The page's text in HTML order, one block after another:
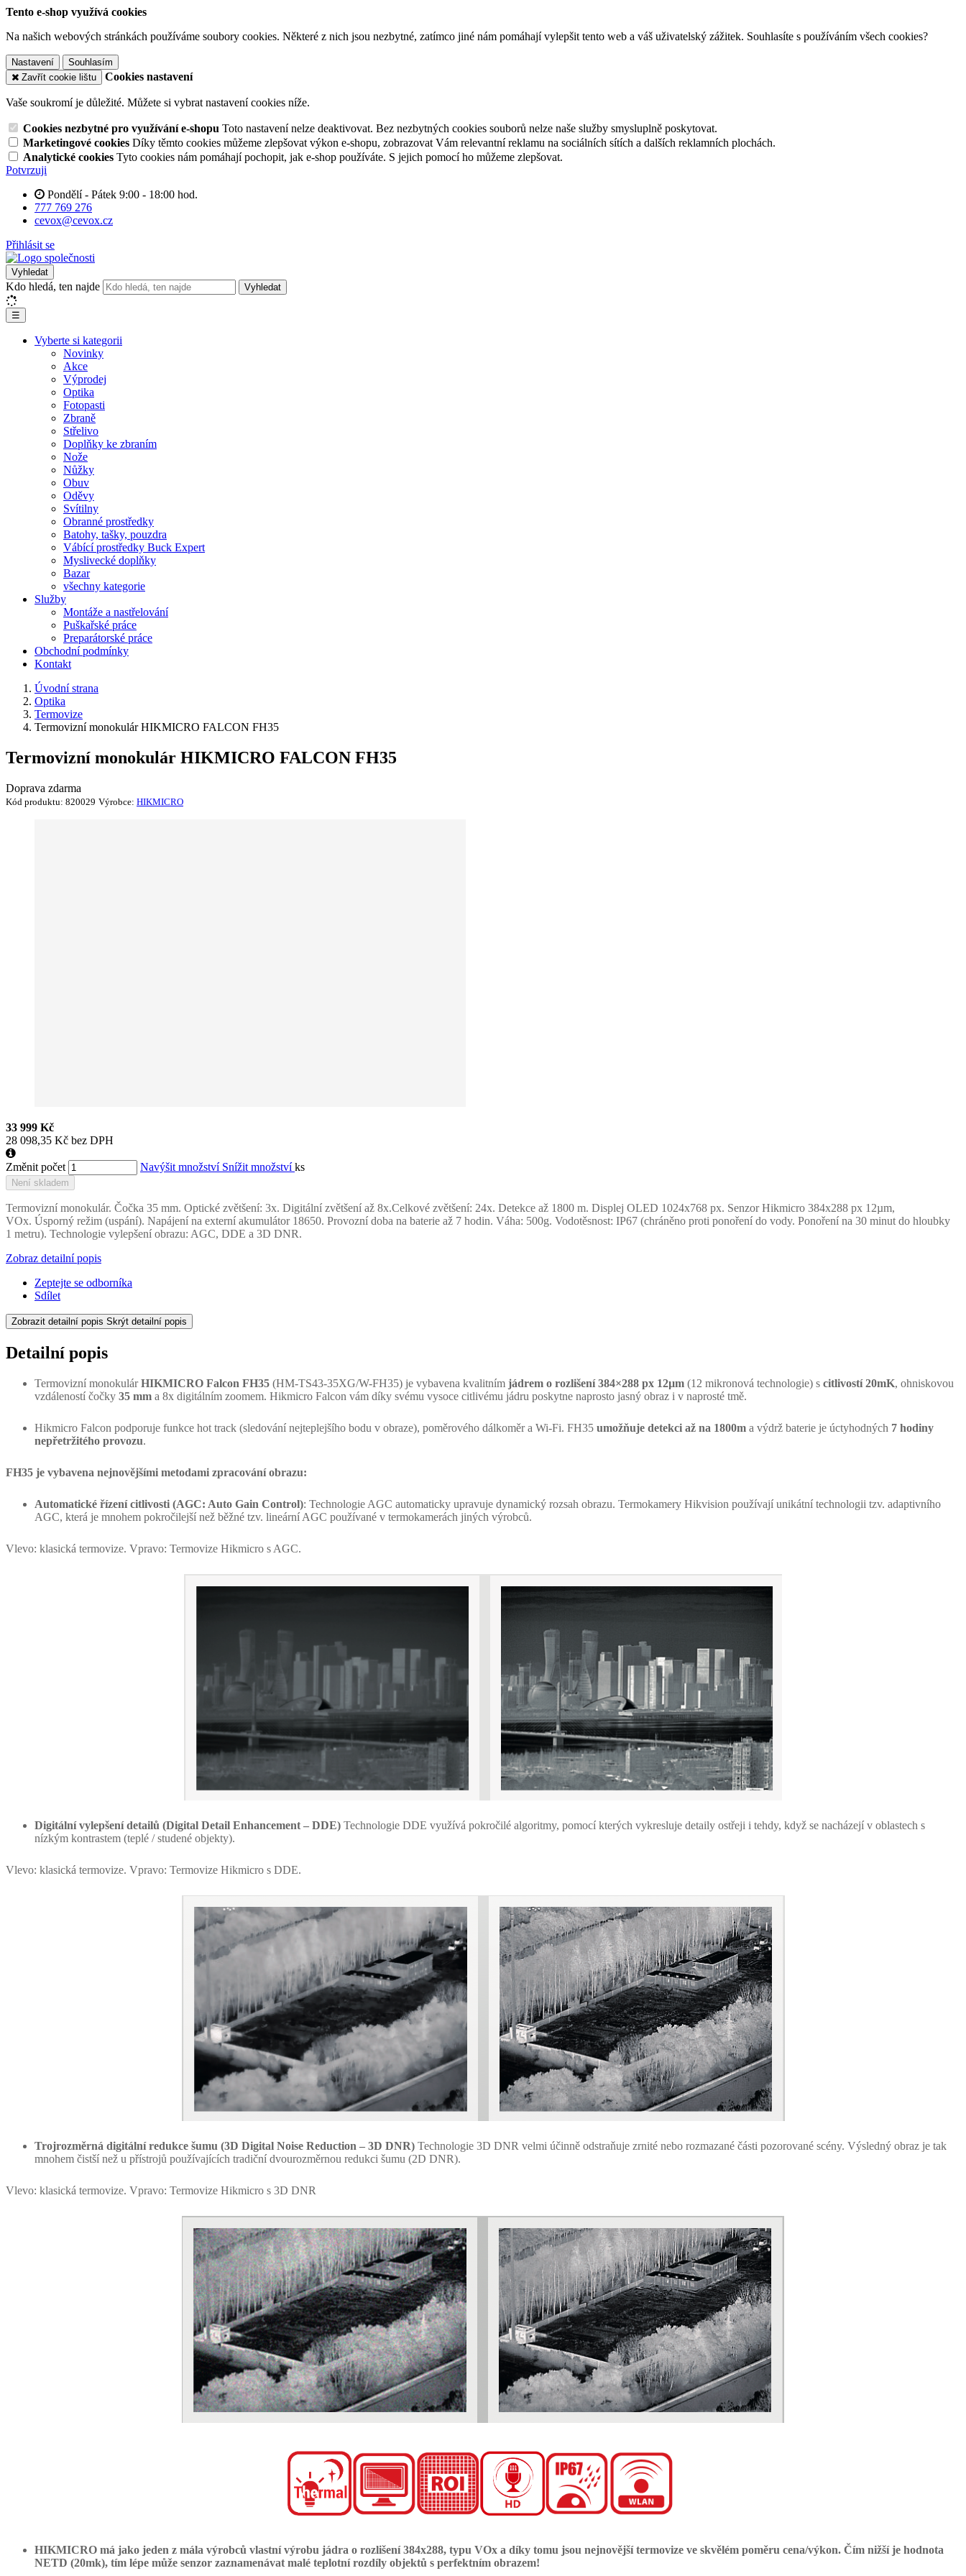
Tento e-shop využívá cookies
Na našich webových stránkách používáme soubory cookies. Některé z nich jsou nezbytné, zatímco jiné nám pomáhají vylepšit tento web a váš uživatelský zážitek. Souhlasíte s používáním všech cookies?
Nastavení
Souhlasím
Zavřít cookie lištu
Cookies nastavení
Vaše soukromí je důležité. Můžete si vybrat nastavení cookies níže.
Cookies nezbytné pro využívání e-shopu Toto nastavení nelze deaktivovat. Bez nezbytných cookies souborů nelze naše služby smysluplně poskytovat.
Marketingové cookies Díky těmto cookies můžeme zlepšovat výkon e-shopu, zobrazovat Vám relevantní reklamu na sociálních sítích a dalších reklamních plochách.
Analytické cookies Tyto cookies nám pomáhají pochopit, jak e-shop používáte. S jejich pomocí ho můžeme zlepšovat.
Potvrzuji
Pondělí - Pátek 9:00 - 18:00 hod.
777 769 276
cevox@cevox.cz
Přihlásit se
Vyhledat
Kdo hledá, ten najde Vyhledat
☰
Vyberte si kategorii
Novinky
Akce
Výprodej
Optika
Fotopasti
Zbraně
Střelivo
Doplňky ke zbraním
Nože
Nůžky
Obuv
Oděvy
Svítilny
Obranné prostředky
Batohy, tašky, pouzdra
Vábící prostředky Buck Expert
Myslivecké doplňky
Bazar
všechny kategorie
Služby
Montáže a nastřelování
Puškařské práce
Preparátorské práce
Obchodní podmínky
Kontakt
Úvodní strana
Optika
Termovize
Termovizní monokulár HIKMICRO FALCON FH35
Termovizní monokulár HIKMICRO FALCON FH35
Doprava zdarma
Kód produktu: 820029 Výrobce: HIKMICRO
33 999 Kč
28 098,35 Kč bez DPH
Změnit počet Navýšit množství Snížit množstvíks
Není skladem
Termovizní monokulár. Čočka 35 mm. Optické zvětšení: 3x. Digitální zvětšení až 8x.Celkové zvětšení: 24x. Detekce až 1800 m. Displej OLED 1024x768 px. Senzor Hikmicro 384x288 px 12µm,
VOx. Úsporný režim (uspání). Napájení na externí akumulátor 18650. Provozní doba na baterie až 7 hodin. Váha: 500g. Vodotěsnost: IP67 (chráněno proti ponoření do vody. Ponoření na 30 minut do hloubky
1 metru). Technologie vylepšení obrazu: AGC, DDE a 3D DNR.
Zobraz detailní popis
Zeptejte se odborníka
Sdílet
Zobrazit detailní popis Skrýt detailní popis
Detailní popis
Termovizní monokulárHIKMICRO Falcon FH35 (HM-TS43-35XG/W-FH35) je vybavena kvalitním jádrem o rozlišení 384×288 px 12µm (12 mikronová technologie) s citlivostí 20mK, ohniskovou
vzdáleností čočky 35 mm a 8x digitálním zoomem. Hikmicro Falcon vám díky svému vysoce citlivému jádru poskytne naprosto jasný obraz i v naprosté tmě.
Hikmicro Falcon podporuje funkce hot track (sledování nejteplejšího bodu v obraze), poměrového dálkoměr a Wi-Fi. FH35 umožňuje detekci až na 1800m a výdrž baterie je úctyhodných 7 hodiny
nepřetržitého provozu.
FH35 je vybavena nejnovějšími metodami zpracování obrazu:
Automatické řízení citlivosti (AGC: Auto Gain Control): Technologie AGC automaticky upravuje dynamický rozsah obrazu. Termokamery Hikvision používají unikátní technologii tzv. adaptivního
AGC, která je mnohem pokročilejší než běžné tzv. lineární AGC používané v termokamerách jiných výrobců.
Vlevo: klasická termovize. Vpravo: Termovize Hikmicro s AGC.
Digitální vylepšení detailů (Digital Detail Enhancement – DDE) Technologie DDE využívá pokročilé algoritmy, pomocí kterých vykresluje detaily ostřeji i tehdy, když se nacházejí v oblastech s
nízkým kontrastem (teplé / studené objekty).
Vlevo: klasická termovize. Vpravo: Termovize Hikmicro s DDE.
Trojrozměrná digitální redukce šumu (3D Digital Noise Reduction – 3D DNR) Technologie 3D DNR velmi účinně odstraňuje zrnité nebo rozmazané části pozorované scény. Výsledný obraz je tak
mnohem čistší než u přístrojů používajících tradiční dvourozměrnou redukci šumu (2D DNR).
Vlevo: klasická termovize. Vpravo: Termovize Hikmicro s 3D DNR
HIKMICRO má jako jeden z mála výrobců vlastní výrobu jádra o rozlišení 384x288, typu VOx a díky tomu jsou nejnovější termovize ve skvělém poměru cena/výkon. Čím nižší je hodnota
NETD (20mk), tím lépe může senzor zaznamenávat malé teplotní rozdíly objektů s perfektním obrazem!